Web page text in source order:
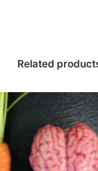
Related